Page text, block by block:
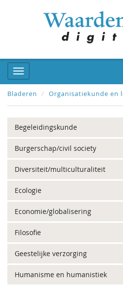
Bladeren Organisatiekunde en
Begeleidingskunde
Burgerschap/civil society
Diversiteit/multiculturaliteit
Ecologie
Economie/globalisering
Filosofie
Geestelijke verzorging
Humanisme en humanistiek